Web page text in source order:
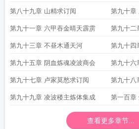
第八十九章 山精求订阅 第九十章
第九十一章 六甲吞金晴天霹雳 第九十二
第九十三章 不昼木通天河 第九十四
第九十五章 阴血炼魂凌波商会 第九十六
第九十七章 卢家莫愁求订阅 第九十八
第九十九章 凌波楼主炼体集成 第一百章
查看更多章节...